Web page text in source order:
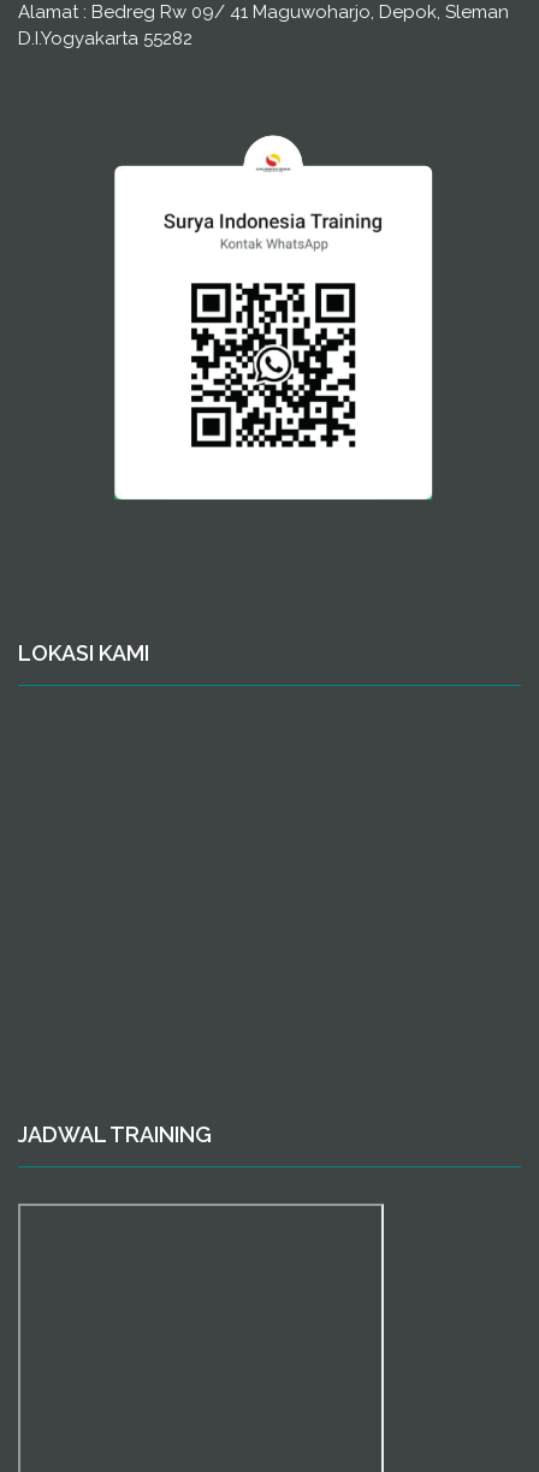
Alamat : Bedreg Rw 09/ 41 Maguwoharjo, Depok, Sleman
D.I.Yogyakarta 55282
LOKASI KAMI
JADWAL TRAINING